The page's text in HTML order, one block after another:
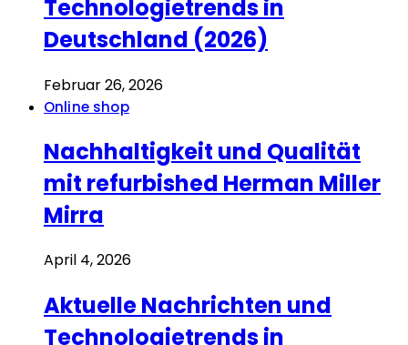
Technologietrends in
Deutschland (2026)
Februar 26, 2026
Online shop
Nachhaltigkeit und Qualität
mit refurbished Herman Miller
Mirra
April 4, 2026
Aktuelle Nachrichten und
Technologietrends in